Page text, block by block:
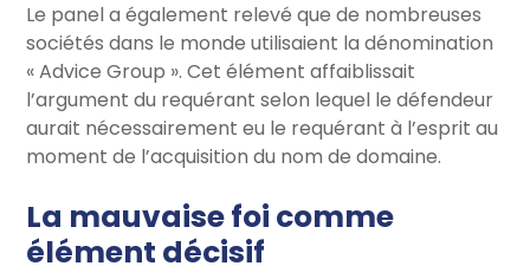
Le panel a également relevé que de nombreuses
sociétés dans le monde utilisaient la dénomination
« Advice Group ». Cet élément affaiblissait
l’argument du requérant selon lequel le défendeur
aurait nécessairement eu le requérant à l’esprit au
moment de l’acquisition du nom de domaine.
La mauvaise foi comme
élément décisif